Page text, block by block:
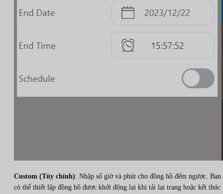
Custom (Tùy chỉnh): Nhập số giờ và phút cho đồng hồ đếm ngược. Bạn
có thể thiết lập đồng hồ được khởi động lại khi tải lại trang hoặc kết thúc